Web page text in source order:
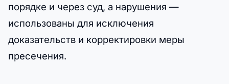
порядке и через суд, а нарушения —
использованы для исключения
доказательств и корректировки меры
пресечения.